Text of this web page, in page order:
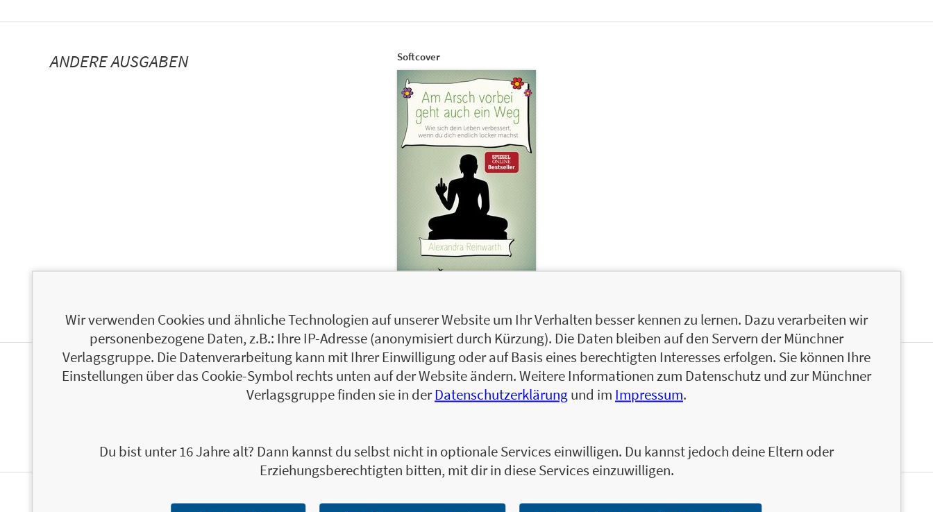
ANDERE AUSGABEN Softcover
WEITERE INFORMATIONEN Auf der offiziellen „Am Arsch vorbei geht auch ein Weg“-Fanseitefinden Sie neben
umfangreichen Informationen und Inspirationsquellen das vollständige Warenangebot der
Alexandra Reinwarth ist Bestsellerautorin und hat neben der ReiheWas ich an dir liebe
Wir verwenden Cookies und ähnliche Technologien auf unserer Website um Ihr Verhalten besser kennen zu lernen. Dazu verarbeiten wir
personenbezogene Daten, z.B.: Ihre IP-Adresse (anonymisiert durch Kürzung). Die Daten bleiben auf den Servern der Münchner
Verlagsgruppe. Die Datenverarbeitung kann mit Ihrer Einwilligung oder auf Basis eines berechtigten Interesses erfolgen. Sie können Ihre
Einstellungen über das Cookie-Symbol rechts unten auf der Website ändern. Weitere Informationen zum Datenschutz und zur Münchner
Verlagsgruppe finden sie in derDatenschutzerklärungund im Impressum.
Du bist unter 16 Jahre alt? Dann kannst du selbst nicht in optionale Services einwilligen. Du kannst jedoch deine Eltern oder
Erziehungsberechtigten bitten, mit dir in diese Services einzuwilligen.